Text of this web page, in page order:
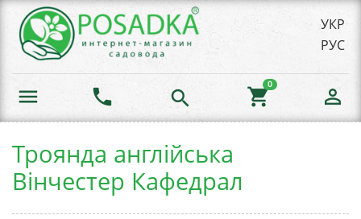
УКР
РУС
menu phone search shopping_cart
0
person_outline
Троянда англійська
Вінчестер Кафедрал